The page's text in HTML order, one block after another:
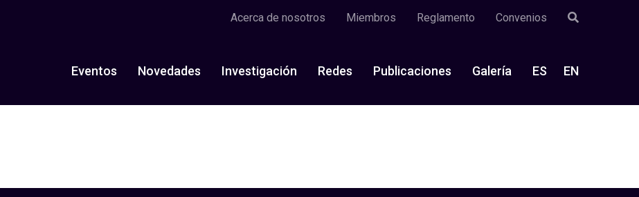
Acerca de nosotros Miembros Reglamento Convenios
Eventos Novedades Investigación Redes Publicaciones Galería ES EN